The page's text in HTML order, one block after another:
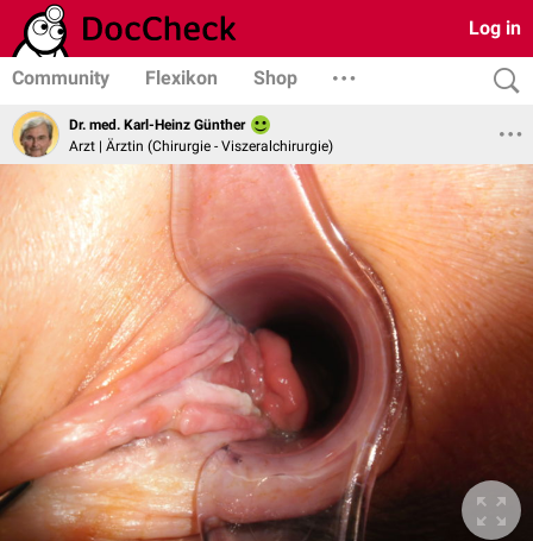
Log in
Community Flexikon Shop
Dr. med. Karl-Heinz Günther
Arzt | Ärztin (Chirurgie - Viszeralchirurgie)